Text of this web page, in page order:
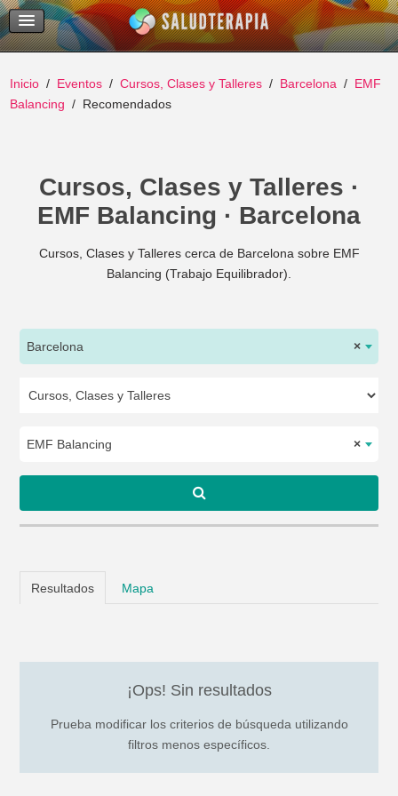
Temas Recientes
Buscar
Inicio Eventos Cursos, Clases y Talleres Barcelona
EMF
Balancing
Recomendados
Cursos, Clases y Talleres ·
EMF Balancing · Barcelona
Cursos, Clases y Talleres cerca de Barcelona sobre EMF
Balancing (Trabajo Equilibrador).
×
Barcelona
×
EMF Balancing
Resultados Mapa
¡Ops! Sin resultados
Prueba modificar los criterios de búsqueda utilizando
filtros menos específicos.